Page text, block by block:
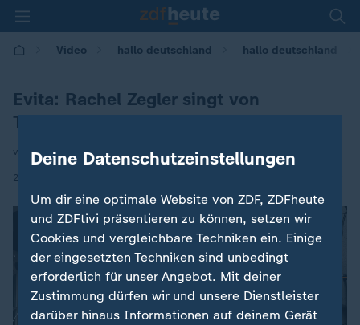
Video hallo deutschland hallo deutschland
Evita: Rachel Zegler singt von
Theaterbalkon
von Joanna Castillo
20.06.2025 | 13:30
Deine Datenschutzeinstellungen
Um dir eine optimale Website von ZDF, ZDFheute
und ZDFtivi präsentieren zu können, setzen wir
Cookies und vergleichbare Techniken ein. Einige
der eingesetzten Techniken sind unbedingt
erforderlich für unser Angebot. Mit deiner
Zustimmung dürfen wir und unsere Dienstleister
darüber hinaus Informationen auf deinem Gerät